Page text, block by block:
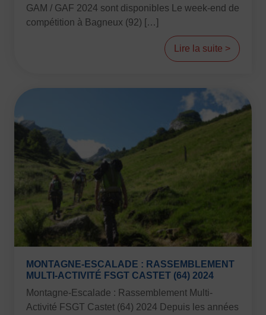
GAM / GAF 2024 sont disponibles Le week-end de
compétition à Bagneux (92) […]
Lire la suite >
MONTAGNE-ESCALADE : RASSEMBLEMENT
MULTI-ACTIVITÉ FSGT CASTET (64) 2024
Montagne-Escalade : Rassemblement Multi-
Activité FSGT Castet (64) 2024 Depuis les années